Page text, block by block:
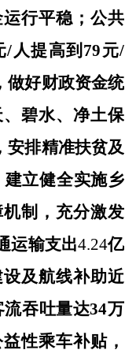
行平稳；公共
/人提高到79元/
做好财政资金统
碧水、净土保
安排精准扶贫及
建立健全实施乡
制，充分激发
运输支出4.24亿
及航线补助近
吞吐量达34万
性乘车补贴 ，